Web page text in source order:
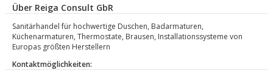
Über Reiga Consult GbR
Sanitärhandel für hochwertige Duschen, Badarmaturen,
Küchenarmaturen, Thermostate, Brausen, Installationssysteme von
Europas größten Herstellern
Kontaktmöglichkeiten: